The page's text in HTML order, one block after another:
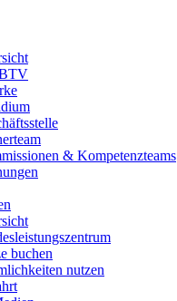
& Kompetenzteams
buchen
nutzen